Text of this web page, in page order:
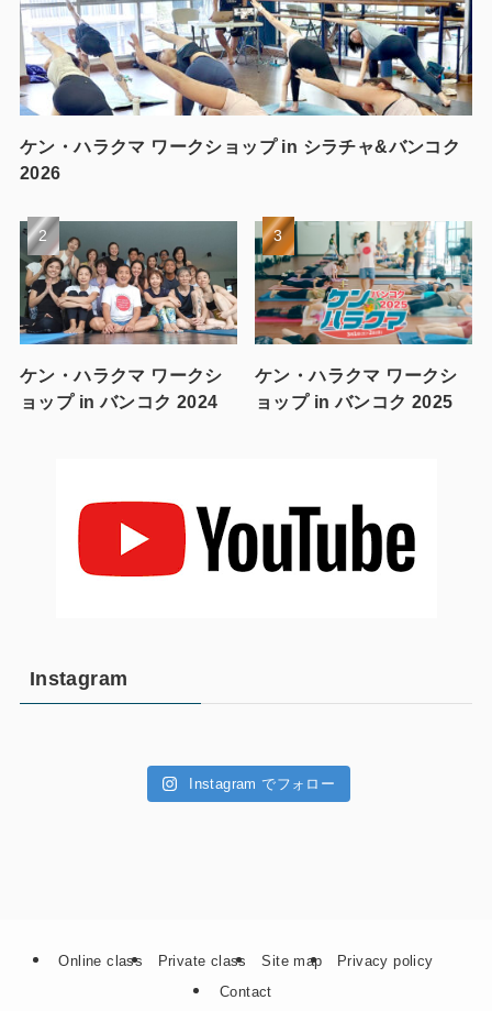
ケン・ハラクマ ワークショップ in シラチャ&バンコク
2026
ケン・ハラクマ ワークシ
ョップ in バンコク 2024
ケン・ハラクマ ワークシ
ョップ in バンコク 2025
Instagram
Instagram でフォロー
Online class Private class Site map
Privacy policy
Contact